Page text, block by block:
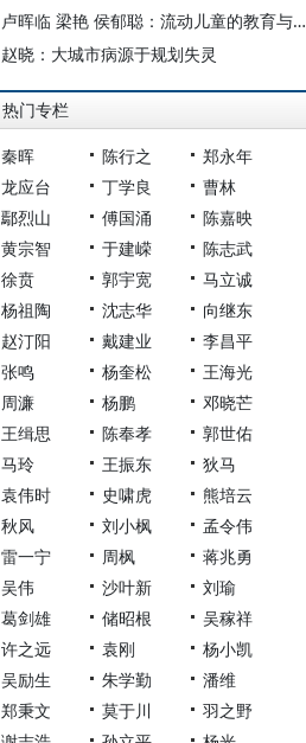
卢晖临 梁艳 侯郁聪：流动儿童的教育与阶级再生产
赵晓：大城市病源于规划失灵
热门专栏
秦晖 陈行之
郑永年
龙应台
丁学良
曹林
鄢烈山
傅国涌
陈嘉映
黄宗智
于建嵘
陈志武
徐贲
郭宇宽
马立诚
杨祖陶
沈志华
向继东
赵汀阳
戴建业
李昌平
张鸣
杨奎松
王海光
周濂
杨鹏
邓晓芒
王缉思
陈奉孝
郭世佑
马玲
王振东
狄马
袁伟时
史啸虎
熊培云
秋风
刘小枫
孟令伟
雷一宁
周枫
蒋兆勇
吴伟
沙叶新
刘瑜
葛剑雄
储昭根
吴稼祥
许之远
袁刚
杨小凯
吴励生
朱学勤
潘维
郑秉文
莫于川
羽之野